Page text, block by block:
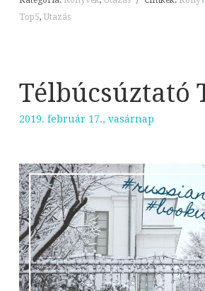
Top5,Utazás
Télbúcsúztató
2019. február 17., vasárnap